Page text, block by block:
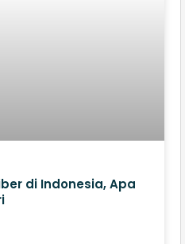
di Indonesia, Apa